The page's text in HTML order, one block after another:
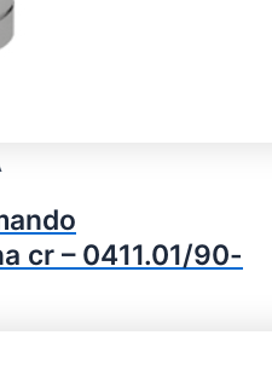
cr – 0411.01/90-